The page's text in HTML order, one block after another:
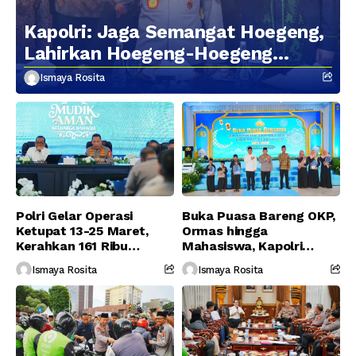
Kapolri: Jaga Semangat Hoegeng,
Lahirkan Hoegeng-Hoegeng
Berikutnya
Ismaya Rosita
Polri Gelar Operasi
Ketupat 13-25 Maret,
Kerahkan 161 Ribu
Personel Gabungan
Ismaya Rosita
Buka Puasa Bareng OKP,
Ormas hingga
Mahasiswa, Kapolri
Serukan Jaga
Persatuan-Dukung
Program Pemerintah
Ismaya Rosita